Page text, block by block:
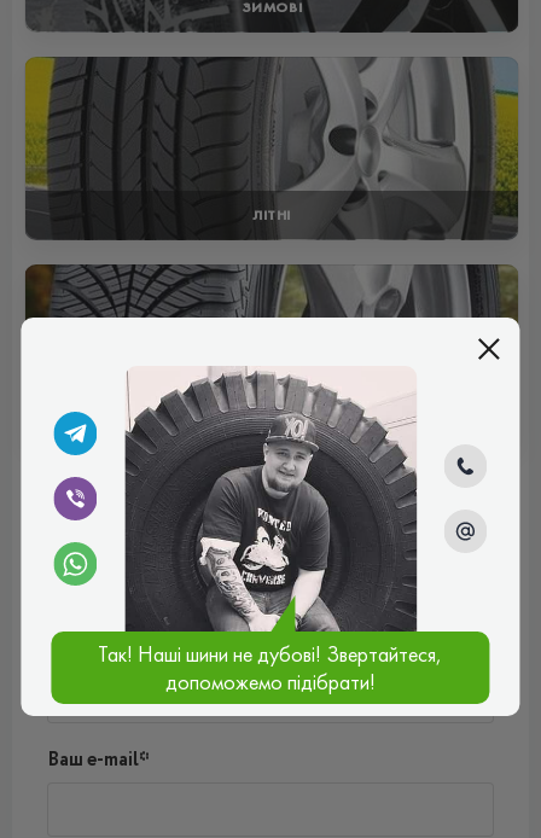
ЗИМОВІ
ЛІТНІ
ВСЕСЕЗОННІ
Відгуки (0)
Поки немає коментарів
Написати коментар
Ім'я*
Ваш e-mail*
Так! Наші шини не дубові! Звертайтеся,
допоможемо підібрати!